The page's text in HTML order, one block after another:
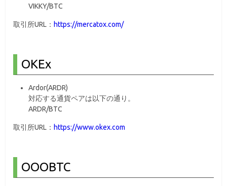
VIKKY/BTC
取引所URL： https://mercatox.com/
OKEx
Ardor(ARDR)
対応する通貨ペアは以下の通り。
ARDR/BTC
取引所URL： https://www.okex.com
OOOBTC